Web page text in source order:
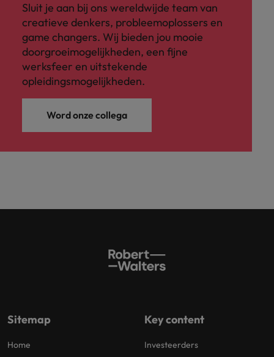
Sluit je aan bij ons wereldwijde team van
creatieve denkers, probleemoplossers en
game changers. Wij bieden jou mooie
doorgroeimogelijkheden, een fijne
werksfeer en uitstekende
opleidingsmogelijkheden.
Word onze collega
Sitemap
Home
Key content
Investeerders